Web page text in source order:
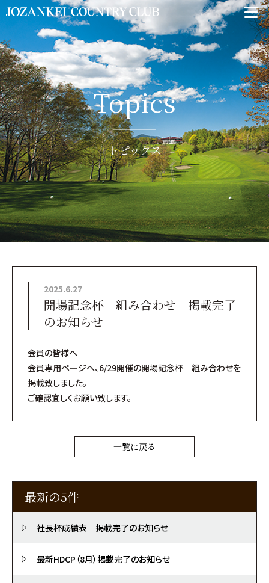
Topics
トピックス
2025.6.27
開場記念杯 組み合わせ 掲載完了
のお知らせ
会員の皆様へ
会員専用ページへ、6/29開催の開場記念杯 組み合わせを
掲載致しました。
ご確認宜しくお願い致します。
一覧に戻る
最新の5件
社長杯成績表 掲載完了のお知らせ
最新HDCP（8月）掲載完了のお知らせ